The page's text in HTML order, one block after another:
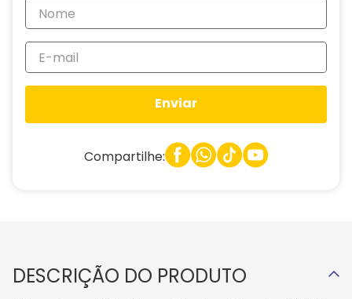
Enviar
Compartilhe:
DESCRIÇÃO DO PRODUTO